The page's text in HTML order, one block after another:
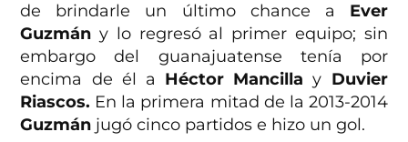
de brindarle un último chance a Ever
Guzmán y lo regresó al primer equipo; sin
embargo del guanajuatense tenía por
encima de él a Héctor Mancilla y Duvier
Riascos. En la primera mitad de la 2013-2014
Guzmán jugó cinco partidos e hizo un gol.